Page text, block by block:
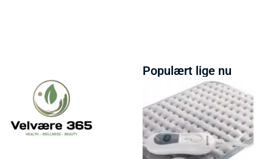
Populært lige nu